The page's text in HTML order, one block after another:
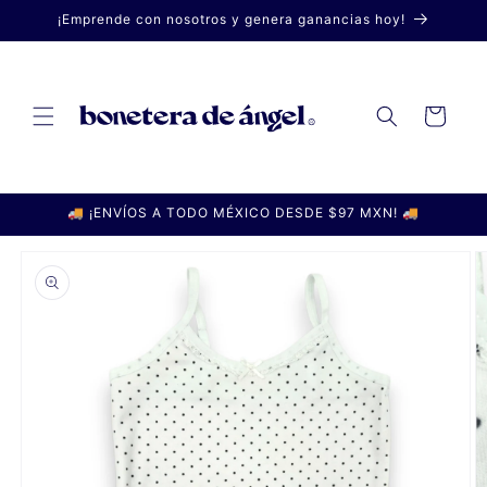
directamente
al contenido
¡Emprende con nosotros y genera ganancias hoy!
Carrito
🚚 ¡ENVÍOS A TODO MÉXICO DESDE $97 MXN! 🚚
información